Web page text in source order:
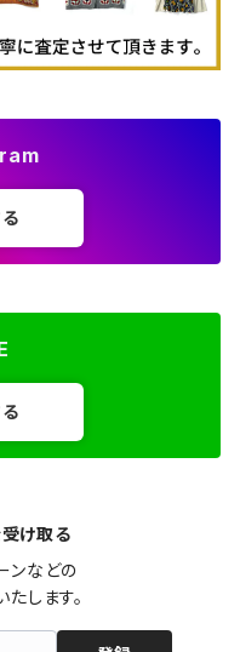
け取る
ンなどの
します。